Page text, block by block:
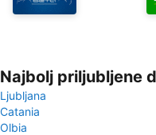
Najbolj priljubljene
Ljubljana
Catania
Olbia